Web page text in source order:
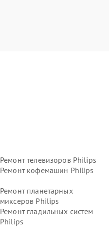
Ремонт телевизоров Philips
Ремонт кофемашин Philips
Ремонт планетарных
миксеров Philips
Ремонт гладильных систем
Philips